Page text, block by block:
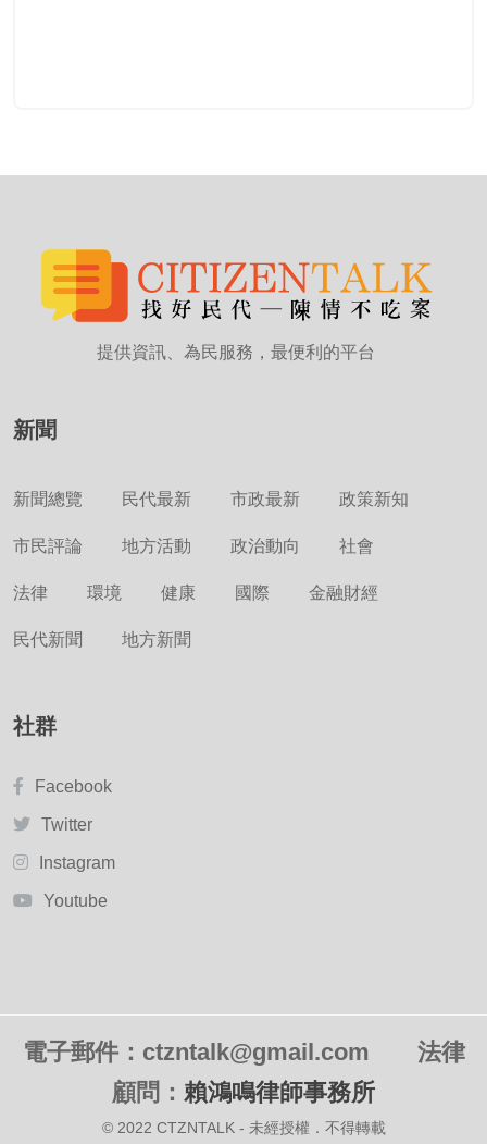
提供資訊、為民服務，最便利的平台
新聞
新聞總覽 民代最新 市政最新 政策新知
市民評論 地方活動 政治動向 社會
法律 環境 健康 國際 金融財經
民代新聞 地方新聞
社群
Facebook
Twitter
Instagram
Youtube
電子郵件：ctzntalk@gmail.com 法律
顧問： 賴鴻鳴律師事務所
© 2022 CTZNTALK - 未經授權．不得轉載